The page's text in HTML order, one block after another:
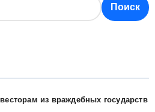
Поиск
из враждебных государств